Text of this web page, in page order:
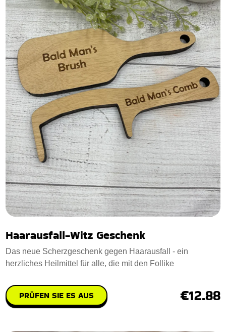
Haarausfall-Witz Geschenk
Das neue Scherzgeschenk gegen Haarausfall - ein
herzliches Heilmittel für alle, die mit den Follike
PRÜFEN SIE ES AUS €12.88